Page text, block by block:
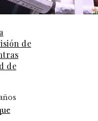
de
de